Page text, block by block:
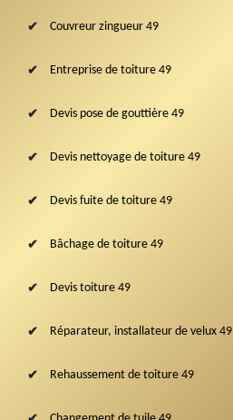
Couvreur zingueur 49
Entreprise de toiture 49
Devis pose de gouttière 49
Devis nettoyage de toiture 49
Devis fuite de toiture 49
Bâchage de toiture 49
Devis toiture 49
Réparateur, installateur de velux 49
Rehaussement de toiture 49